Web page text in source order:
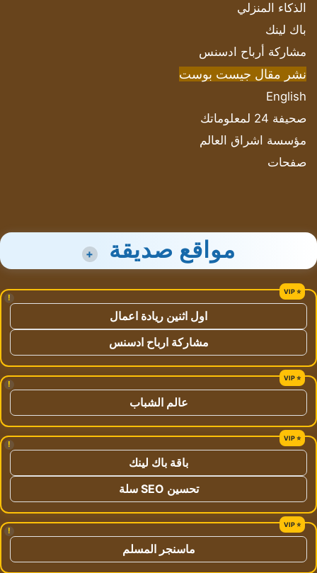
الذكاء المنزلي
باك لينك
مشاركة أرباح ادسنس
نشر مقال جيست بوست
English
صحيفة 24 لمعلوماتك
مؤسسة اشراق العالم
صفحات
مواقع صديقة +
!
اول اثنين ريادة اعمال
مشاركة ارباح ادسنس
!
عالم الشباب
!
باقة باك لينك
تحسين SEO سلة
!
ماسنجر المسلم